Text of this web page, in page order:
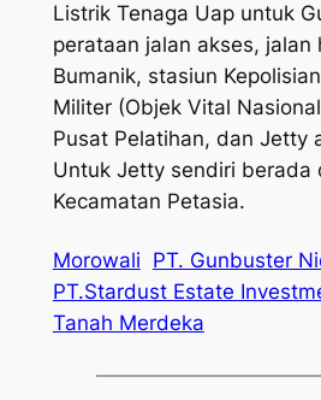
Listrik Tenaga Uap untuk
perataan jalan akses,
Bumanik, stasiun
Militer (Objek Vital
Pusat Pelatihan, dan Jetty
Untuk Jetty sendiri berada
Kecamatan Petasia.
Morowali PT. Gunbuster
PT.Stardust Estate
Tanah Merdeka